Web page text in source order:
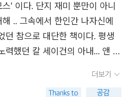
손을 댄게 이정돈가... 화딱지
코스모스의 후속작을 써야 하
람이 칼 세이건과 함께 그의 저
당위성을 피력한다. 그런데 나
어지지가 않는다. 아니...? 이렇
글을 잘 써서 코스모스를 썼으면
' 이다. 단지 재미 뿐만이 아니
.. 그속에서 한인간 나자신에
던 참으로 대단한 책이다. 평생
력했던 칼 세이건의 아내... 앤 드
야기들로 가득하다. 우주의 탄생
더보기